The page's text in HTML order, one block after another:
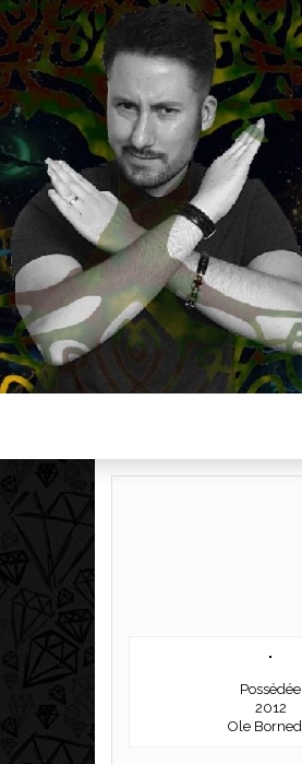
Plus de 2800
Possédée
2012
Ole